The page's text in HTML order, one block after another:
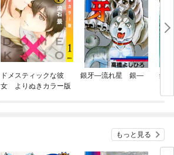
ドメスティックな彼
女 よりぬきカラー版
銀牙—流れ星 銀—
銀
もっと見る